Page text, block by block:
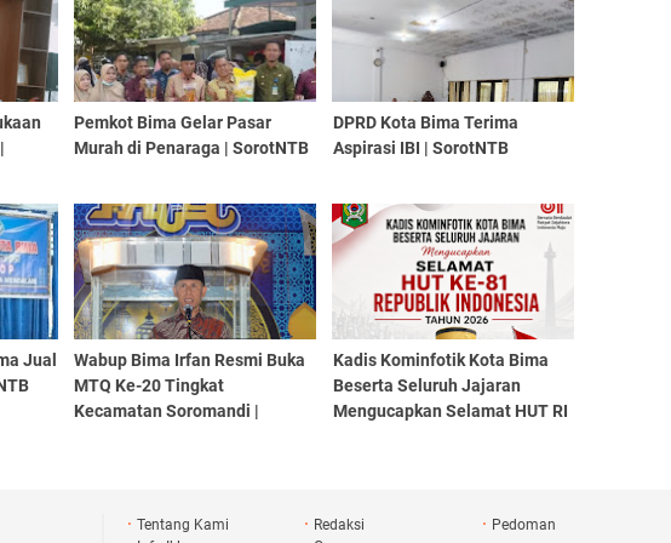
Pemkot Bima Gelar Pasar
Murah di Penaraga | SorotNTB
DPRD Kota Bima Terima
Aspirasi IBI | SorotNTB
Jual
Wabup Bima Irfan Resmi Buka
MTQ Ke-20 Tingkat
Kecamatan Soromandi |
Kadis Kominfotik Kota Bima
Beserta Seluruh Jajaran
Mengucapkan Selamat HUT RI
Tentang Kami Redaksi
Pedoman